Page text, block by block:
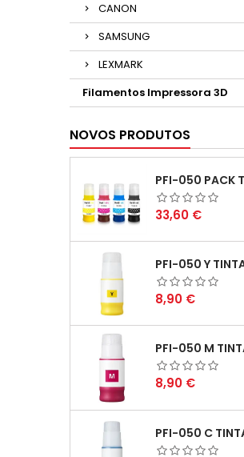
CANON
SAMSUNG
LEXMARK
Filamentos Impressora 3D
NOVOS PRODUTOS
Preço
33,60 €
Preço
8,90 €
Preço
8,90 €